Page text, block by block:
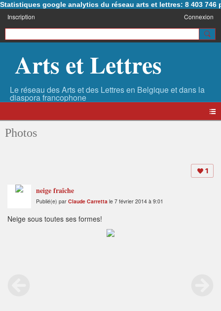
Statistiques google analytics du réseau arts et lettres: 8 403 746
Inscription Connexion
Arts et Lettres
Photos
1
neige fraîche
Publié(e) par Claude Carretta le 7 février 2014 à 9:01
Neige sous toutes ses formes!